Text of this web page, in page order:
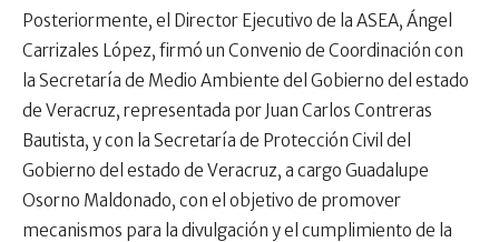
Posteriormente, el Director Ejecutivo de la ASEA, Ángel
Carrizales López, firmó un Convenio de Coordinación con
la Secretaría de Medio Ambiente del Gobierno del estado
de Veracruz, representada por Juan Carlos Contreras
Bautista, y con la Secretaría de Protección Civil del
Gobierno del estado de Veracruz, a cargo Guadalupe
Osorno Maldonado, con el objetivo de promover
mecanismos para la divulgación y el cumplimiento de la